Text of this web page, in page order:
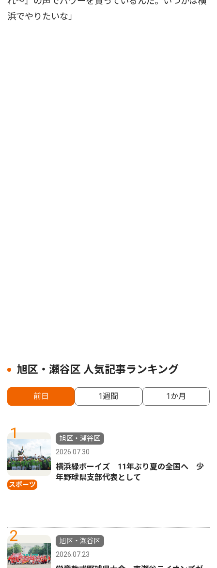
浜でやりたいな」
旭区・瀬谷区 人気記事ランキング
前日 1週間 1か月
1
スポーツ
旭区・瀬谷区
2026.07.30
横浜緑ボーイズ 11年ぶり夏の全国へ 少
年野球県支部代表として
2
旭区・瀬谷区
2026.07.23